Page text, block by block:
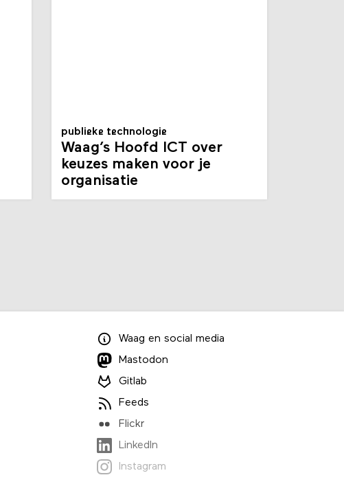
publieke technologie
Waag’s Hoofd ICT over
keuzes maken voor je
organisatie
Waag en social media
Mastodon
Gitlab
Feeds
Flickr
LinkedIn
Instagram